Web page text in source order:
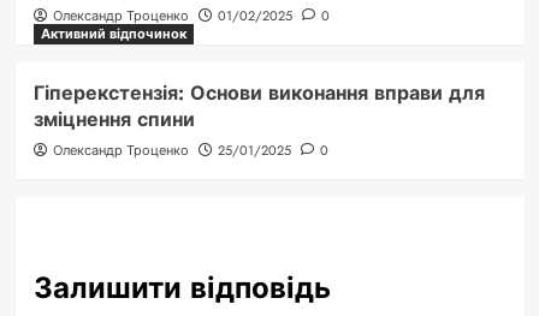
Олександр Троценко 01/02/2025
0
Активний відпочинок
Гіперекстензія: Основи виконання вправи для
зміцнення спини
Олександр Троценко 25/01/2025 0
Залишити відповідь